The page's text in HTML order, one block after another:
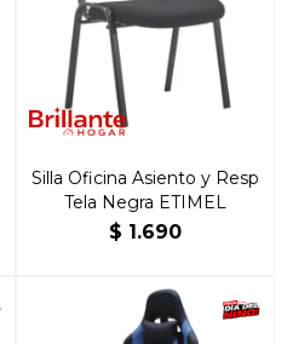
Silla Oficina Asiento y Resp
Tela Negra ETIMEL
$ 1.690